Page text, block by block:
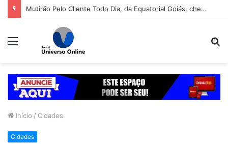
Mabel libera primeira pista lateral do viaduto da Leste-Oeste
Menu
Início / Cidades
Cidades